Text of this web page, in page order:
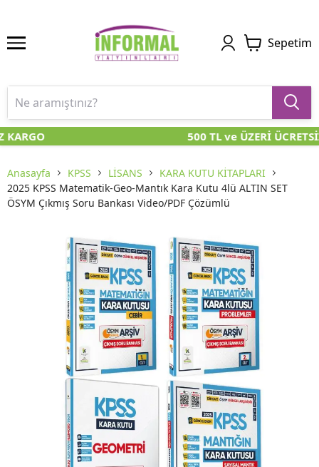
Sepetim
500 TL ve ÜZERİ
Anasayfa KPSS LİSANS
KARA KUTU KİTAPLARI
2025 KPSS Matematik-Geo-Mantık Kara Kutu 4lü ALTIN SET
ÖSYM Çıkmış Soru Bankası Video/PDF Çözümlü